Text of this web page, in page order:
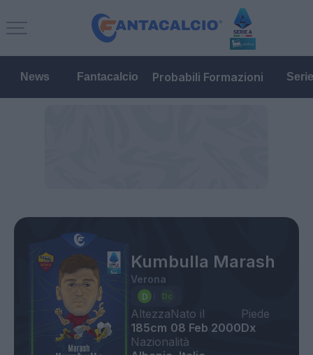
News Fantacalcio Probabili Formazioni
Kumbulla Marash
Verona
Altezza
185cm
Nato il
08 Feb 2000
Piede
Dx
Nazionalità